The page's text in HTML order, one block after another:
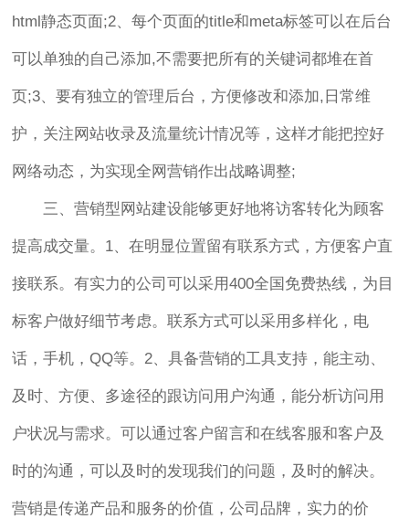
html静态页面;2、每个页面的title和meta标签可以在后台
可以单独的自己添加,不需要把所有的关键词都堆在首
页;3、要有独立的管理后台，方便修改和添加,日常维
护，关注网站收录及流量统计情况等，这样才能把控好
网络动态，为实现全网营销作出战略调整;
三、营销型网站建设能够更好地将访客转化为顾客
提高成交量。1、在明显位置留有联系方式，方便客户直
接联系。有实力的公司可以采用400全国免费热线，为目
标客户做好细节考虑。联系方式可以采用多样化，电
话，手机，QQ等。2、具备营销的工具支持，能主动、
及时、方便、多途径的跟访问用户沟通，能分析访问用
户状况与需求。可以通过客户留言和在线客服和客户及
时的沟通，可以及时的发现我们的问题，及时的解决。
营销是传递产品和服务的价值，公司品牌，实力的价